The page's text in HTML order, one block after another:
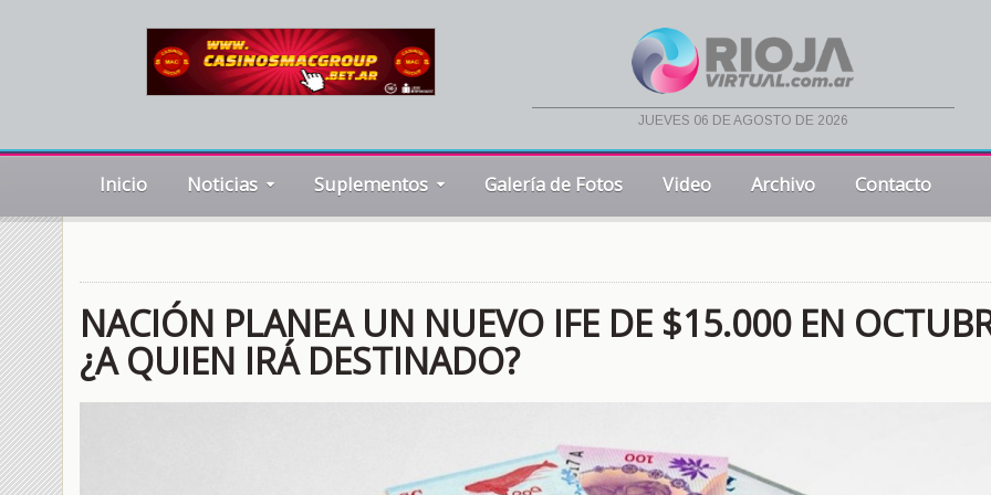
jueves 06 de agosto de 2026
Inicio Noticias Suplementos Galería de Fotos Video Archivo Contacto
NACIÓN PLANEA UN NUEVO IFE DE $15.000 EN
¿A QUIEN IRÁ DESTINADO?